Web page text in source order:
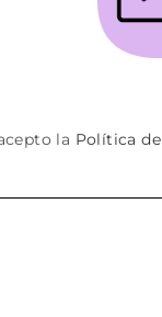
la Política